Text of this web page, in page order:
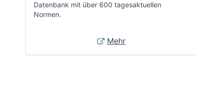
Datenbank mit über 600 tagesaktuellen
Normen.
Mehr